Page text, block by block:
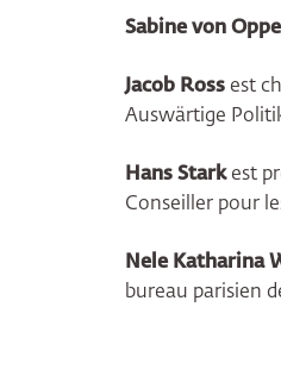
Sabine von
Jacob Ross est
Auswärtige
Hans Starkest
Conseiller pour
Nele Katharina
bureau parisien